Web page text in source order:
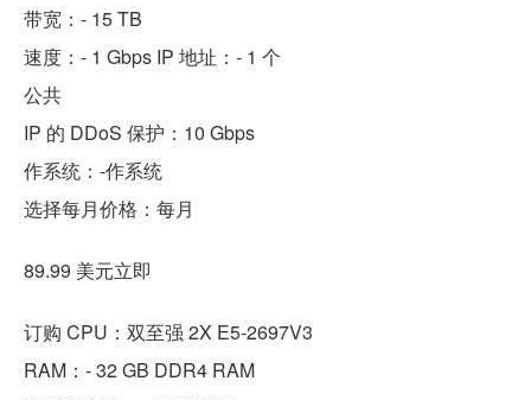
带宽：- 15 TB
速度：- 1 Gbps IP 地址：- 1 个
公共
IP 的 DDoS 保护：10 Gbps
作系统：-作系统
选择每月价格：每月
89.99 美元立即
订购 CPU：双至强 2X E5-2697V3
RAM：- 32 GB DDR4 RAM